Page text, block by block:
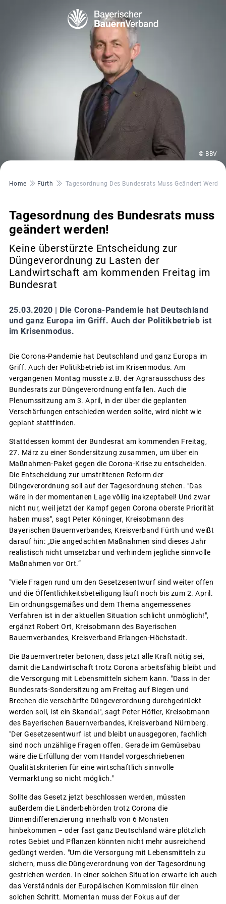
© BBV
Pfadnavigation
Home Fürth Tagesordnung Des Bundesrats Muss Geändert
Tagesordnung des Bundesrats muss
geändert werden!
Keine überstürzte Entscheidung zur
Düngeverordnung zu Lasten der
Landwirtschaft am kommenden Freitag im
Bundesrat
25.03.2020 | Die Corona-Pandemie hat Deutschland
und ganz Europa im Griff. Auch der Politikbetrieb ist
im Krisenmodus.
Die Corona-Pandemie hat Deutschland und ganz Europa im
Griff. Auch der Politikbetrieb ist im Krisenmodus. Am
vergangenen Montag musste z.B. der Agrarausschuss des
Bundesrats zur Düngeverordnung entfallen. Auch die
Plenumssitzung am 3. April, in der über die geplanten
Verschärfungen entschieden werden sollte, wird nicht wie
geplant stattfinden.
Stattdessen kommt der Bundesrat am kommenden Freitag,
27. März zu einer Sondersitzung zusammen, um über ein
Maßnahmen-Paket gegen die Corona-Krise zu entscheiden.
Die Entscheidung zur umstrittenen Reform der
Düngeverordnung soll auf der Tagesordnung stehen. "Das
wäre in der momentanen Lage völlig inakzeptabel! Und zwar
nicht nur, weil jetzt der Kampf gegen Corona oberste Priorität
haben muss", sagt Peter Köninger, Kreisobmann des
Bayerischen Bauernverbandes, Kreisverband Fürth und weißt
darauf hin: „Die angedachten Maßnahmen sind dieses Jahr
realistisch nicht umsetzbar und verhindern jegliche sinnvolle
Maßnahmen vor Ort.“
"Viele Fragen rund um den Gesetzesentwurf sind weiter offen
und die Öffentlichkeitsbeteiligung läuft noch bis zum 2. April.
Ein ordnungsgemäßes und dem Thema angemessenes
Verfahren ist in der aktuellen Situation schlicht unmöglich!",
ergänzt Robert Ort, Kreisobmann des Bayerischen
Bauernverbandes, Kreisverband Erlangen-Höchstadt.
Die Bauernvertreter betonen, dass jetzt alle Kraft nötig sei,
damit die Landwirtschaft trotz Corona arbeitsfähig bleibt und
die Versorgung mit Lebensmitteln sichern kann. "Dass in der
Bundesrats-Sondersitzung am Freitag auf Biegen und
Brechen die verschärfte Düngeverordnung durchgedrückt
werden soll, ist ein Skandal", sagt Peter Höfler, Kreisobmann
des Bayerischen Bauernverbandes, Kreisverband Nürnberg.
"Der Gesetzesentwurf ist und bleibt unausgegoren, fachlich
sind noch unzählige Fragen offen. Gerade im Gemüsebau
wäre die Erfüllung der vom Handel vorgeschriebenen
Qualitätskriterien für eine wirtschaftlich sinnvolle
Vermarktung so nicht möglich."
Sollte das Gesetz jetzt beschlossen werden, müssten
außerdem die Länderbehörden trotz Corona die
Binnendifferenzierung innerhalb von 6 Monaten
hinbekommen – oder fast ganz Deutschland wäre plötzlich
rotes Gebiet und Pflanzen könnten nicht mehr ausreichend
gedüngt werden. "Um die Versorgung mit Lebensmitteln zu
sichern, muss die Düngeverordnung von der Tagesordnung
gestrichen werden. In einer solchen Situation erwarte ich auch
das Verständnis der Europäischen Kommission für einen
solchen Schritt. Momentan muss der Fokus auf der